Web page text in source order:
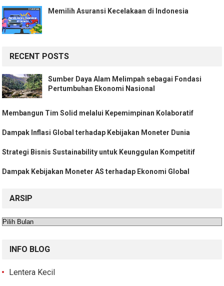
Memilih Asuransi Kecelakaan di Indonesia
RECENT POSTS
Sumber Daya Alam Melimpah sebagai Fondasi
Pertumbuhan Ekonomi Nasional
Membangun Tim Solid melalui Kepemimpinan Kolaboratif
Dampak Inflasi Global terhadap Kebijakan Moneter Dunia
Strategi Bisnis Sustainability untuk Keunggulan Kompetitif
Dampak Kebijakan Moneter AS terhadap Ekonomi Global
ARSIP
Arsip
INFO BLOG
Lentera Kecil